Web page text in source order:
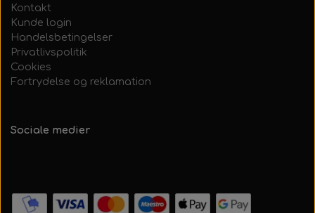
Kontakt
Kunde login
Handelsbetingelser
Privatlivspolitik
Cookies
Fortrydelse og reklamation
Sociale medier